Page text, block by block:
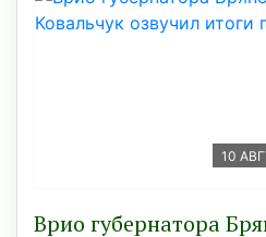
10
Врио губернатора